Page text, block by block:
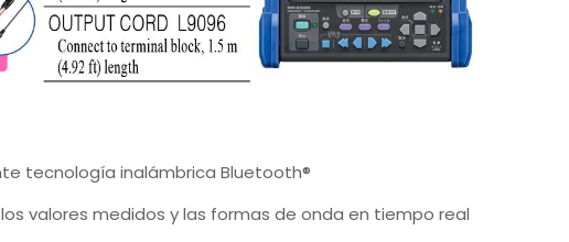
tecnología inalámbrica Bluetooth®
valores medidos y las formas de onda en tiempo real